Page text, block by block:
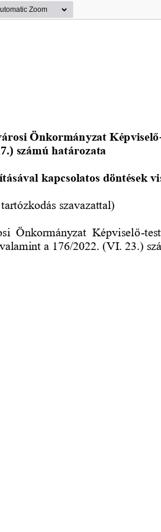
Önkormányzat Képviselő
számú határozata
kapcsolatos döntések
szavazattal)
Önkormányzat  Képviselő-
a 176/2022. (VI. 23.)